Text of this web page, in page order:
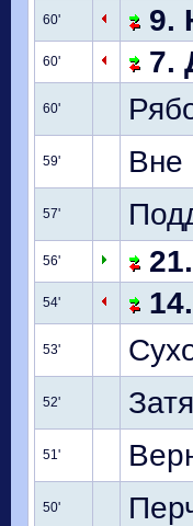
60' 9.
60' 7.
60'
59' Вне
57'
56'
54'
53'
52'
51'
50'